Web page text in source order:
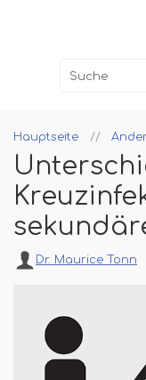
Hauptseite
Dr. Maurice Tonn